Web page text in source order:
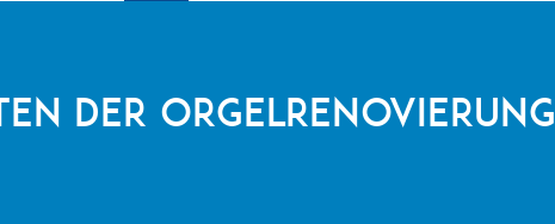
der Orgelrenovierung